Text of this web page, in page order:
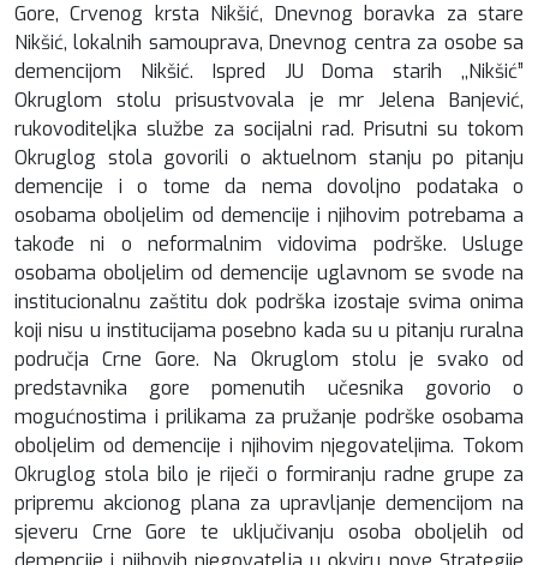
Gore, Crvenog krsta Nikšić, Dnevnog boravka za stare
Nikšić, lokalnih samouprava, Dnevnog centra za osobe sa
demencijom Nikšić. Ispred JU Doma starih ,,Nikšić”
Okruglom stolu prisustvovala je mr Jelena Banjević,
rukovoditeljka službe za socijalni rad. Prisutni su tokom
Okruglog stola govorili o aktuelnom stanju po pitanju
demencije i o tome da nema dovoljno podataka o
osobama oboljelim od demencije i njihovim potrebama a
takođe ni o neformalnim vidovima podrške. Usluge
osobama oboljelim od demencije uglavnom se svode na
institucionalnu zaštitu dok podrška izostaje svima onima
koji nisu u institucijama posebno kada su u pitanju ruralna
područja Crne Gore. Na Okruglom stolu je svako od
predstavnika gore pomenutih učesnika govorio o
mogućnostima i prilikama za pružanje podrške osobama
oboljelim od demencije i njihovim njegovateljima. Tokom
Okruglog stola bilo je riječi o formiranju radne grupe za
pripremu akcionog plana za upravljanje demencijom na
sjeveru Crne Gore te uključivanju osoba oboljelih od